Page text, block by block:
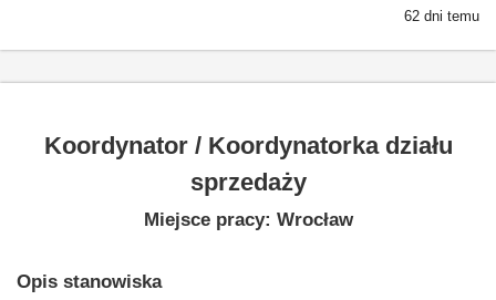
62 dni temu
Koordynator / Koordynatorka działu
sprzedaży
Miejsce pracy: Wrocław
Opis stanowiska